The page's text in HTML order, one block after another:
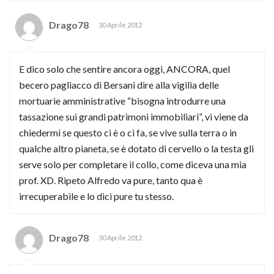
Drago78 30 Aprile 2012
E dico solo che sentire ancora oggi, ANCORA, quel
becero pagliacco di Bersani dire alla vigilia delle
mortuarie amministrative “bisogna introdurre una
tassazione sui grandi patrimoni immobiliari”, vi viene da
chiedermi se questo ci è o ci fa, se vive sulla terra o in
qualche altro pianeta, se è dotato di cervello o la testa gli
serve solo per completare il collo, come diceva una mia
prof. XD. Ripeto Alfredo va pure, tanto qua è
irrecuperabile e lo dici pure tu stesso.
Drago78 30 Aprile 2012